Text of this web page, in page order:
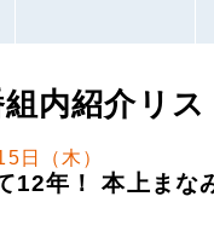
内紹介リス
日（木）
12年！ 本上まな